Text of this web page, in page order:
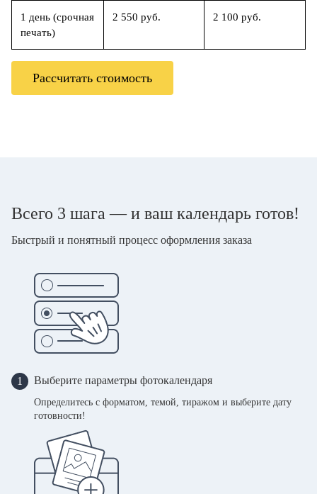
1 день (срочная
печать)
2 550 руб. 2 100 руб.
Рассчитать стоимость
Всего 3 шага — и ваш календарь готов!
Быстрый и понятный процесс оформления заказа
1 Выберите параметры фотокалендаря
Определитесь с форматом, темой, тиражом и выберите дату
готовности!